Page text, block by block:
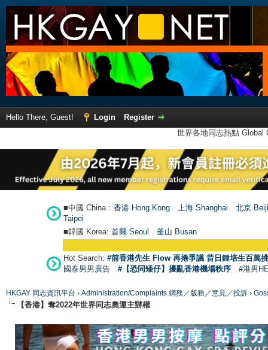
Hello There, Guest! Login
Register
世界各地同志熱點
■中國 China： 香港 Hong Kong 上海 Shanghai
北京
Taipei
■韓國 Korea: 首爾 Seoul 釜山 Busan
Hot Search: #前香港先生 Flow 再捲爭議 昔日鍾培生百萬
國泰男男廣告
#【恐同矮仔】擾亂香港機場秩序 #港男
HKGAY 同志資訊平台 › Administration/Complaints 網務／版務／意見／投訴 ›
【香港】奪2022年世界同志奧運主辦權